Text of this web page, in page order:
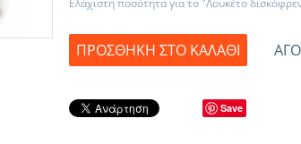
Ελάχιστη ποσότητα για το "Λουκέτο
ΠΡΟΣΘΉΚΗ ΣΤΟ ΚΑΛΆΘΙ
Save